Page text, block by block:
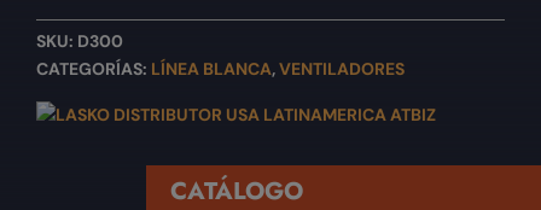
SKU: D300
CATEGORÍAS: LÍNEA BLANCA,VENTILADORES
CATÁLOGO